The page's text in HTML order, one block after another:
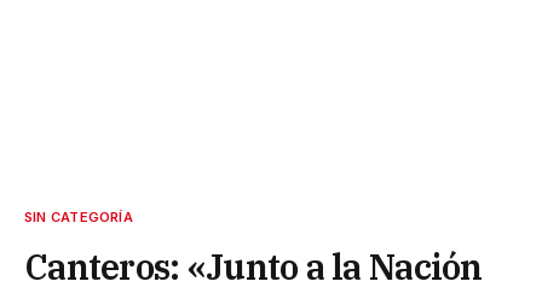
SIN CATEGORÍA
Canteros: «Junto a la Nación